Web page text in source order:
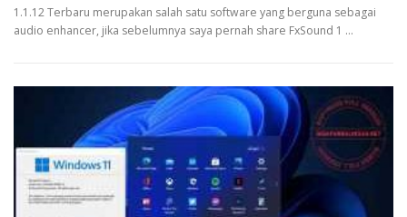
1.1.12 Terbaru merupakan salah satu software yang berguna sebagai
audio enhancer, jika sebelumnya saya pernah share FxSound 1 …